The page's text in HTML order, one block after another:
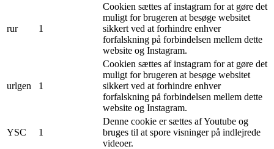
rur 1
Cookien sættes af instagram for at gøre det
muligt for brugeren at besøge websitet
sikkert ved at forhindre enhver
forfalskning på forbindelsen mellem dette
website og Instagram.
urlgen 1
Cookien sættes af instagram for at gøre det
muligt for brugeren at besøge websitet
sikkert ved at forhindre enhver
forfalskning på forbindelsen mellem dette
website og Instagram.
YSC 1
Denne cookie er sættes af Youtube og
bruges til at spore visninger på indlejrede
videoer.